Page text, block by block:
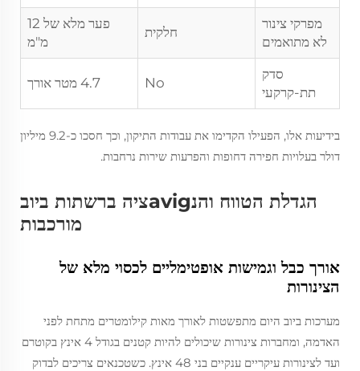
מפרקי צינור
לא מתואמים
חלקית
פער מלא של 12
מ"מ
סדק
תת-קרקעי
No 4.7 מטר אורך
בידיעות אלו, הפעילו הקדימו את עבודות התיקון, וכך חסכו כ-9.2 מיליון
דולר בעלויות חפירה דחופות והפרעות שירות נרחבות.
הגדלת הטווח והנavigציה ברשתות ביוב
מורכבות
אורך כבל וגמישות אופטימליים לכסוי מלא של
הצינורות
מערכות ביוב היום מתפשטות לאורך מאות קילומטרים מתחת לפני
האדמה, ומחברות צינורות שיכולים להיות קטנים בגודל 4 אינץ בקוטרם
ועד לצינורות עיקריים ענקיים בני 48 אינץ. כשטכנאים צריכים לבדוק